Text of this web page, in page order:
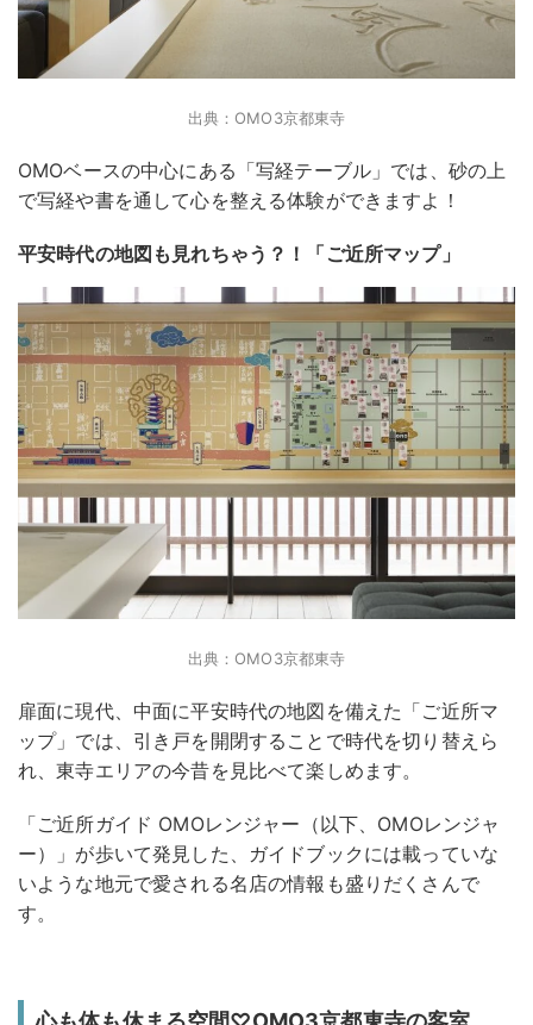
出典：OMO3京都東寺
OMOベースの中心にある「写経テーブル」では、砂の上
で写経や書を通して心を整える体験ができますよ！
平安時代の地図も見れちゃう？！「ご近所マップ」
出典：OMO3京都東寺
扉面に現代、中面に平安時代の地図を備えた「ご近所マ
ップ」では、引き戸を開閉することで時代を切り替えら
れ、東寺エリアの今昔を見比べて楽しめます。
「ご近所ガイド OMOレンジャー（以下、OMOレンジャ
ー）」が歩いて発見した、ガイドブックには載っていな
いような地元で愛される名店の情報も盛りだくさんで
す。